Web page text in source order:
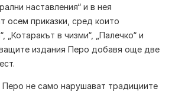
наставления“ и в нея
осем приказки, сред които
„Котаракът в чизми“, „Палечко“ и
издания Перо добавя още две
не само нарушават традициите